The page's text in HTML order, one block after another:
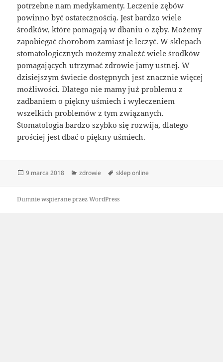
potrzebne nam medykamenty. Leczenie zębów
powinno być ostatecznością. Jest bardzo wiele
środków, które pomagają w dbaniu o zęby. Możemy
zapobiegać chorobom zamiast je leczyć. W sklepach
stomatologicznych możemy znaleźć wiele środków
pomagających utrzymać zdrowie jamy ustnej. W
dzisiejszym świecie dostępnych jest znacznie więcej
możliwości. Dlatego nie mamy już problemu z
zadbaniem o piękny uśmiech i wyleczeniem
wszelkich problemów z tym związanych.
Stomatologia bardzo szybko się rozwija, dlatego
prościej jest dbać o piękny uśmiech.
Data
9 marca 2018 Kategorie
zdrowie Tagi
sklep online
Dumnie wspierane przez WordPress